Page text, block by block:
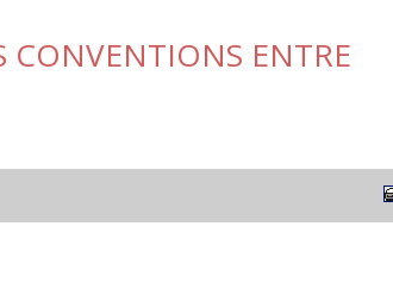
CONVENTIONS ENTRE